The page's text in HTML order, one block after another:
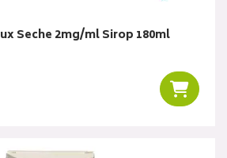
Seche 2mg/ml Sirop 180ml